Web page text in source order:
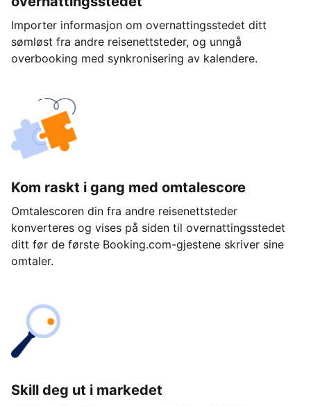
Importer informasjon om overnattingsstedet ditt
sømløst fra andre reisenettsteder, og unngå
overbooking med synkronisering av kalendere.
Kom raskt i gang med omtalescore
Omtalescoren din fra andre reisenettsteder
konverteres og vises på siden til overnattingsstedet
ditt før de første Booking.com-gjestene skriver sine
omtaler.
Skill deg ut i markedet